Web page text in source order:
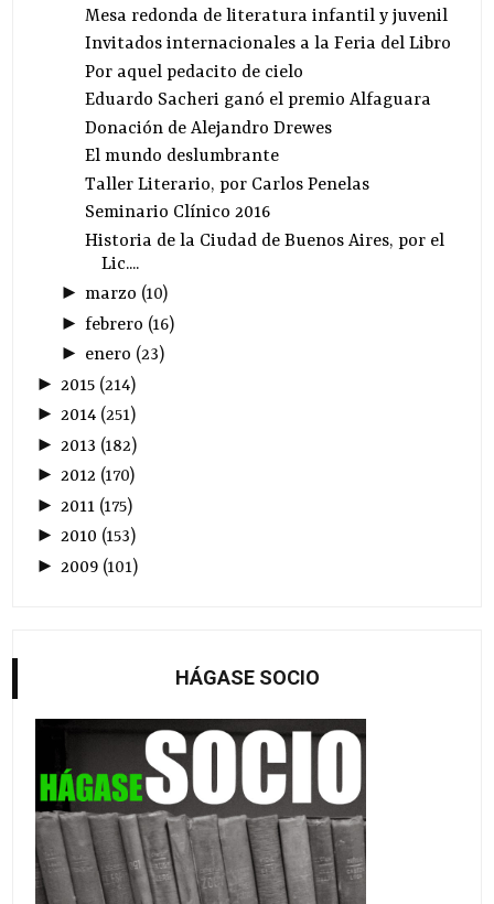
Mesa redonda de literatura infantil y juvenil
Invitados internacionales a la Feria del Libro
Por aquel pedacito de cielo
Eduardo Sacheri ganó el premio Alfaguara
Donación de Alejandro Drewes
El mundo deslumbrante
Taller Literario, por Carlos Penelas
Seminario Clínico 2016
Historia de la Ciudad de Buenos Aires, por el
Lic....
► marzo (10)
► febrero (16)
► enero (23)
► 2015 (214)
►2014 (251)
► 2013 (182)
►2012 (170)
► 2011 (175)
►2010 (153)
► 2009 (101)
HÁGASE SOCIO